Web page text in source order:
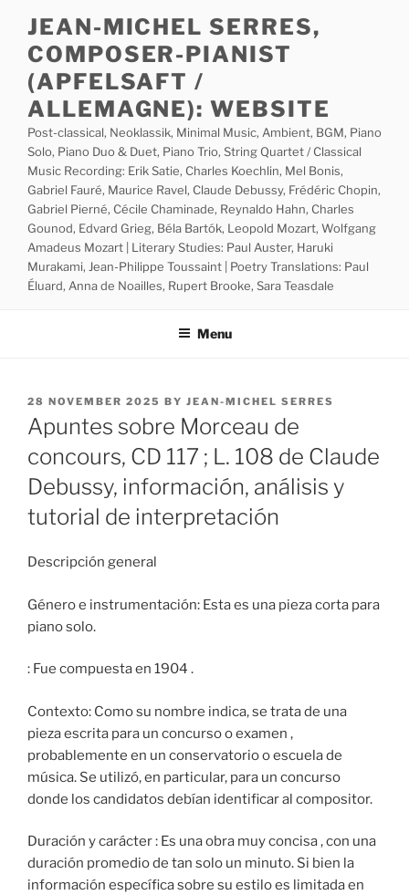
content
JEAN-MICHEL SERRES,
COMPOSER-PIANIST
(APFELSAFT /
ALLEMAGNE): WEBSITE
Post-classical, Neoklassik, Minimal Music, Ambient, BGM, Piano
Solo, Piano Duo & Duet, Piano Trio, String Quartet / Classical
Music Recording: Erik Satie, Charles Koechlin, Mel Bonis,
Gabriel Fauré, Maurice Ravel, Claude Debussy, Frédéric Chopin,
Gabriel Pierné, Cécile Chaminade, Reynaldo Hahn, Charles
Gounod, Edvard Grieg, Béla Bartók, Leopold Mozart, Wolfgang
Amadeus Mozart | Literary Studies: Paul Auster, Haruki
Murakami, Jean-Philippe Toussaint | Poetry Translations: Paul
Éluard, Anna de Noailles, Rupert Brooke, Sara Teasdale
Menu
POSTED
ON
28 NOVEMBER 2025 BY JEAN-MICHEL SERRES
Apuntes sobre Morceau de
concours, CD 117 ; L. 108 de Claude
Debussy, información, análisis y
tutorial de interpretación
Descripción general​
Género e instrumentación: Esta es una pieza corta para
piano solo.
: Fue compuesta en 1904 .
Contexto: Como su nombre indica, se trata de una
pieza escrita para un concurso o examen ,
probablemente en un conservatorio o escuela de
música. Se utilizó, en particular, para un concurso
donde los candidatos debían identificar al compositor.
Duración y carácter : Es una obra muy concisa , con una
duración promedio de tan solo un minuto. Si bien la
información específica sobre su estilo es limitada en